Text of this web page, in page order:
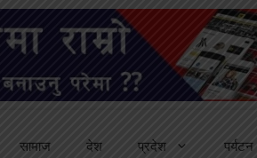
सामाज देश प्रदेश पर्यटन